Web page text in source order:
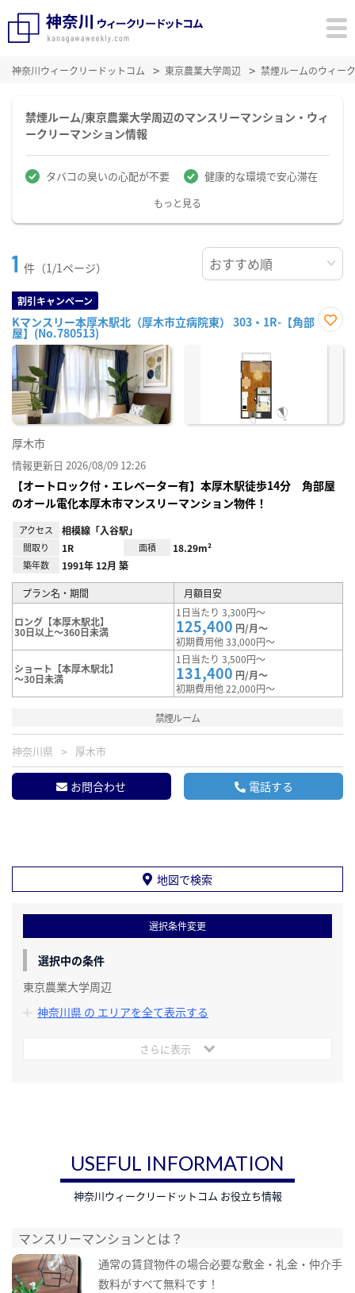
神奈川ウィークリードットコム 東京農業大学周辺 禁煙ルームのウィー
禁煙ルーム/東京農業大学周辺のマンスリーマンション・ウィ
ークリーマンション情報
タバコの臭いの心配が不要 健康的な環境で安心滞在
もっと見る
1 件（1/1ページ）
割引キャンペーン
Kマンスリー本厚木駅北（厚木市立病院東） 303・1R-【角部
屋】(No.780513)
に入
厚木市
情報更新日 2026/08/09 12:26
【オートロック付・エレベーター有】本厚木駅徒歩14分 角部屋
のオール電化本厚木市マンスリーマンション物件！
アクセス 相模線「入谷駅」
間取り 1R 面積 18.29m²
築年数 1991年 12月 築
プラン名・期間 月額目安
ロング【本厚木駅北】
30日以上～360日未満
1日当たり 3,300円～
125,400 円/月～
初期費用他 33,000円～
ショート【本厚木駅北】
～30日未満
1日当たり 3,500円～
131,400 円/月～
初期費用他 22,000円～
禁煙ルーム
神奈川県 厚木市
お問合わせ 電話する
地図で検索
選択条件変更
選択中の条件
東京農業大学周辺
神奈川県 の エリアを全て表示する
さらに表示
USEFUL INFORMATION
神奈川ウィークリードットコム お役立ち情報
マンスリーマンションとは？
通常の賃貸物件の場合必要な敷金・礼金・仲介手
数料がすべて無料です！